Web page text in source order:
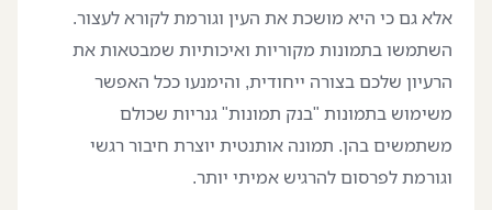
אלא גם כי היא מושכת את העין וגורמת לקורא לעצור.
השתמשו בתמונות מקוריות ואיכותיות שמבטאות את
הרעיון שלכם בצורה ייחודית, והימנעו ככל האפשר
משימוש בתמונות "בנק תמונות" גנריות שכולם
משתמשים בהן. תמונה אותנטית יוצרת חיבור רגשי
וגורמת לפרסום להרגיש אמיתי יותר.